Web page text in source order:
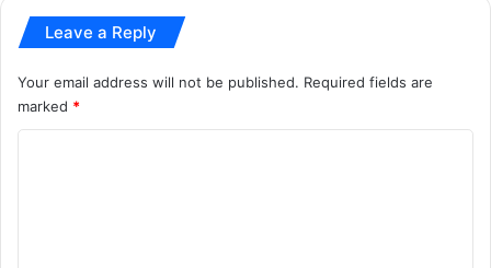
Leave a Reply
Your email address will not be published. Required fields are
marked *